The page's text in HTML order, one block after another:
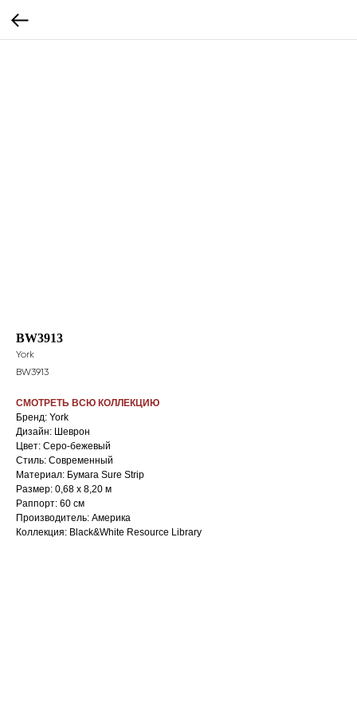
BW3913
York
BW3913
СМОТРЕТЬ ВСЮ КОЛЛЕКЦИЮ
Бренд: York
Дизайн: Шеврон
Цвет: Серо-бежевый
Стиль: Cовременный
Материал: Бумага Sure Strip
Размер: 0,68 х 8,20 м
Раппорт: 60 см
Производитель: Америка
Коллекция: Black&White Resource Library